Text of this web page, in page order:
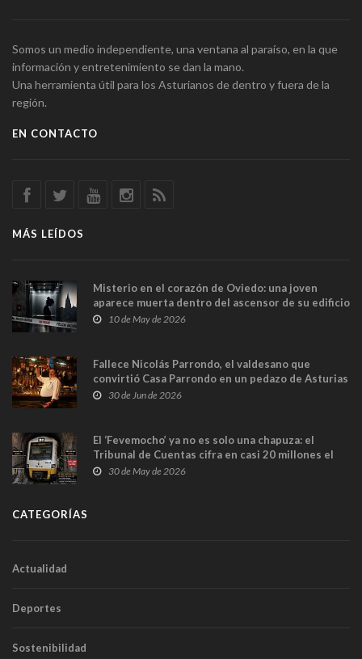
Somos un medio independiente, una ventana al paraíso, en la que
información y entretenimiento se dan la mano.
Una herramienta útil para los Asturianos de dentro y fuera de la
región.
EN CONTACTO
MÁS LEÍDOS
Misterio en el corazón de Oviedo: una joven
aparece muerta dentro del ascensor de su edificio
y las cámaras captan sus últimos minutos
10 de May de 2026
Fallece Nicolás Parrondo, el valdesano que
convirtió Casa Parrondo en un pedazo de Asturias
en Madrid
30 de Jun de 2026
El ‘Fevemocho’ ya no es solo una chapuza: el
Tribunal de Cuentas cifra en casi 20 millones el
sobrecoste de los trenes que no cabían por los
30 de May de 2026
CATEGORÍAS
Actualidad
Deportes
Sostenibilidad